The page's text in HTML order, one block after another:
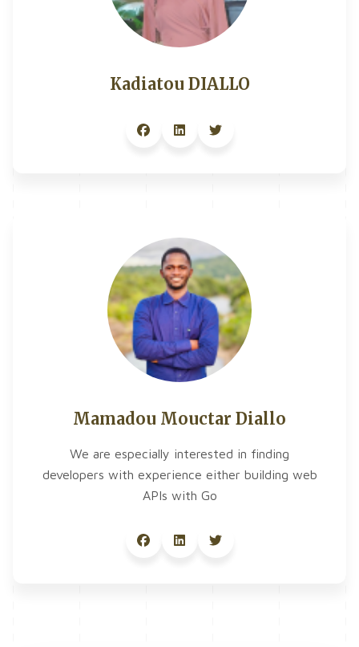
Kadiatou DIALLO
Mamadou Mouctar Diallo
We are especially interested in finding
developers with experience either building web
APIs with Go